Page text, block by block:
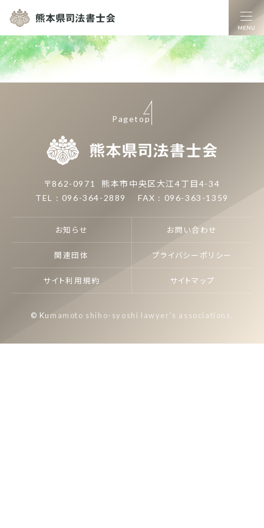
熊本県司法書士
〒862-0971
熊本市中央区大江4丁目4-34
TEL : 096-364-2889
FAX : 096-363-1359
お知らせ お問い合わせ
関連団体 プライバシーポリシー
サイト利用規約 サイトマップ
Pagetop
© Kumamoto shiho-syoshi lawyer's associations.